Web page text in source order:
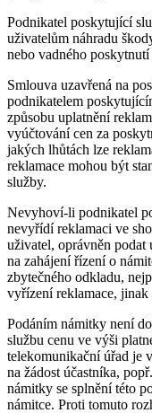
Podnikatel poskytující
uživatelům náhradu
nebo vadného poskytnutí
Smlouva uzavřená na
podnikatelem
způsobu uplatnění
vyúčtování cen za
jakých lhůtách lze
reklamace mohou být
služby.
Nevyhoví-li podnikatel
nevyřídí reklamaci ve
uživatel, oprávněn podat
na zahájení řízení o
zbytečného odkladu,
vyřízení reklamace,
Podáním námitky není
službu cenu ve výši
telekomunikační úřad je
na žádost účastníka,
námitky se splnění této
námitce. Proti tomuto